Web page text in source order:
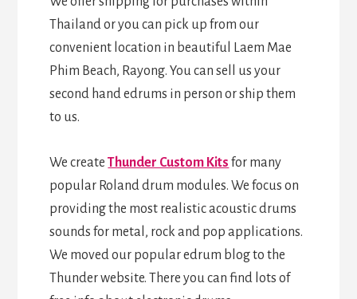
Thailand or you can pick up from our
convenient location in beautiful Laem Mae
Phim Beach, Rayong. You can sell us your
second hand edrums in person or ship them
to us.
We createThunder Custom Kits for many
popular Roland drum modules. We focus on
providing the most realistic acoustic drums
sounds for metal, rock and pop applications.
We moved our popular edrum blog to the
Thunder website. There you can find lots of